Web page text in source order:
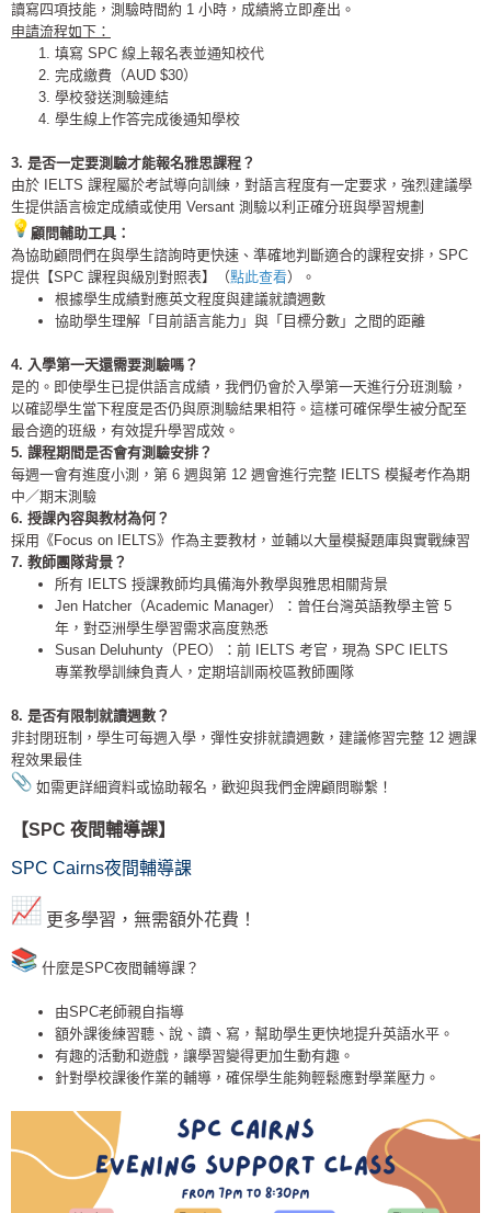
讀寫四項技能，測驗時間約 1 小時，成績將立即產出。
申請流程如下：
填寫 SPC 線上報名表並通知校代
完成繳費（AUD $30）
學校發送測驗連結
學生線上作答完成後通知學校
3. 是否一定要測驗才能報名雅思課程？
由於 IELTS 課程屬於考試導向訓練，對語言程度有一定要求， 強烈建議學
生提供語言檢定成績或使用 Versant 測驗以利正確分班與學習規劃
顧問輔助工具：
為協助顧問們在與學生諮詢時更快速、準確地判斷適合的課程安排， SPC
提供【SPC 課程與級別對照表】（點此查看）。
根據學生成績對應英文程度與建議就讀週數
協助學生理解「目前語言能力」與「目標分數」之間的距離
4. 入學第一天還需要測驗嗎？
是的。即使學生已提供語言成績， 我們仍會於入學第一天進行分班測驗，
以確認學生當下程度是否仍與原測驗結果相符。 這樣可確保學生被分配至
最合適的班級，有效提升學習成效。
5. 課程期間是否會有測驗安排？
每週一會有進度小測，第 6 週與第 12 週會進行完整 IELTS 模擬考作為期
中／期末測驗
6. 授課內容與教材為何？
採用《Focus on IELTS》作為主要教材，並輔以大量模擬題庫與實戰練習
7. 教師團隊背景？
所有 IELTS 授課教師均具備海外教學與雅思相關背景
Jen Hatcher（Academic Manager）：曾任台灣英語教學主管 5
年，對亞洲學生學習需求高度熟悉
Susan Deluhunty（PEO）：前 IELTS 考官，現為 SPC IELTS
專業教學訓練負責人，定期培訓兩校區教師團隊
8. 是否有限制就讀週數？
非封閉班制，學生可每週入學，彈性安排就讀週數，建議修習完整 12 週課
程效果最佳
如需更詳細資料或協助報名，歡迎與我們金牌顧問聯繫！
【SPC 夜間輔導課】
SPC Cairns夜間輔導課
更多學習，無需額外花費！
什麼是SPC夜間輔導課？
由SPC老師親自指導
額外課後練習聽、說、讀、寫，幫助學生更快地提升英語水平。
有趣的活動和遊戲，讓學習變得更加生動有趣。
針對學校課後作業的輔導，確保學生能夠輕鬆應對學業壓力。